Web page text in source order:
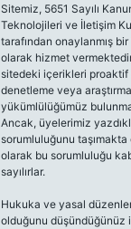
Sitemiz, 5651 Sayılı
Teknolojileri ve İletişim
tarafından onaylanmış bir
olarak hizmet
sitedeki içerikleri proaktif
denetleme veya araştırma
yükümlülüğümüz
Ancak, üyelerimiz
sorumluluğunu
olarak bu sorumluluğu
sayılırlar.
Hukuka ve yasal
olduğunu düşündüğünüz